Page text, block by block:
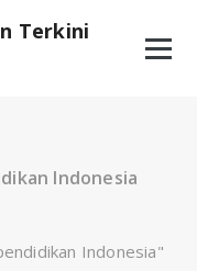
Indonesia
Indonesia"